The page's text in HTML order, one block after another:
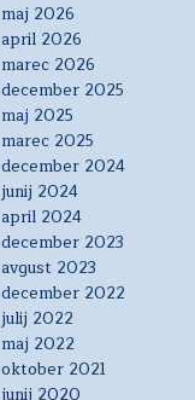
maj 2026
april 2026
marec 2026
december 2025
maj 2025
marec 2025
december 2024
junij 2024
april 2024
december 2023
avgust 2023
december 2022
julij 2022
maj 2022
oktober 2021